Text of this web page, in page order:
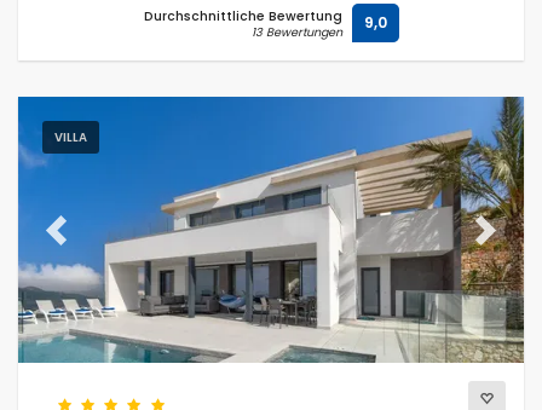
Durchschnittliche Bewertung
13 Bewertungen 9,0
VILLA
Previous Next